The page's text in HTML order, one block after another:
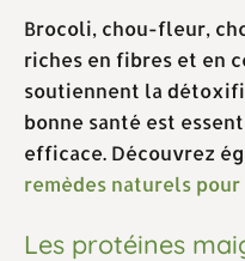
Brocoli, chou-fleur,
riches en fibres et en
soutiennent la
bonne santé est
efficace. Découvrez
remèdes naturels
Les protéines